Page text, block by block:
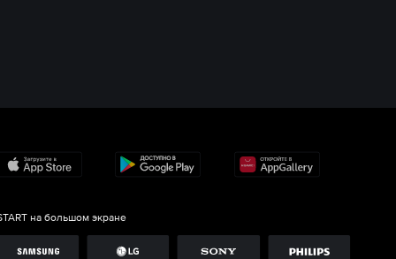
на большом экране